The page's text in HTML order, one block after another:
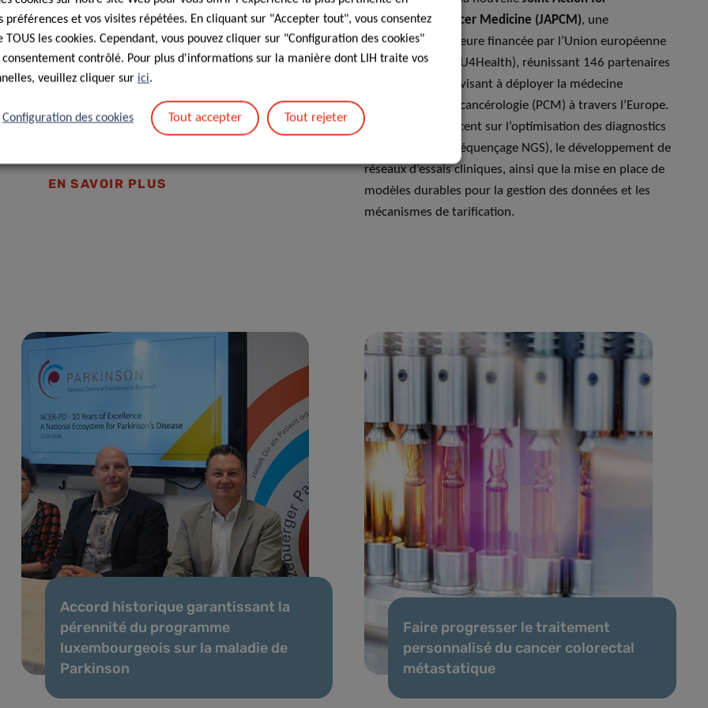
Enfin, le LIH est partenaire duprojet EU-CIP (European
Cancer Information Portal), une initiative financée par
l’Union européenne visant à créer une
plateforme
d’information sur le cancer centrée sur le patient
sur des preuves en matière de prévention, diagnostic,
traitement et suivi post-cancer à travers l’Europe.
EN SAVOIR PLUS
Personalised Cancer Medicine (JAPCM), une
collaboration majeure financée par l’Union européenne
(dans le cadre d’EU4Health), réunissant 146 partenaires
issus de 29 pays, visant à déployer la médecine
personnalisée en cancérologie (PCM) à travers l’Europe.
Le projet met l’accent sur l’optimisation des diagnostics
(biopsie liquide, séquençage NGS), le développement de
réseaux d’essais cliniques, ainsi que la mise en place de
modèles durables pour la gestion des données et les
mécanismes de tarification.
Accord historique garantissant la
pérennité du programme
luxembourgeois sur la maladie de
Parkinson
Faire progresser le traitement
personnalisé du cancer colorectal
métastatique
préférences et vos visites répétées. En cliquant sur "Accepter tout", vous consentez
les cookies. Cependant, vous pouvez cliquer sur "Configuration des cookies"
contrôlé. Pour plus d'informations sur la manière dont LIH traite vos
veuillez cliquer sur ici.
Configuration des cookies Tout accepter Tout rejeter